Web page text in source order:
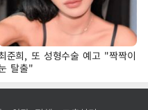
준희, 또 성형수술 예고 "짝짝이
탈출"